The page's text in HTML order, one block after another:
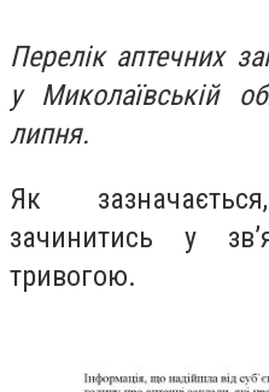
Перелік аптечних
у Миколаївській
липня.
Як
зачинитись у
тривогою.